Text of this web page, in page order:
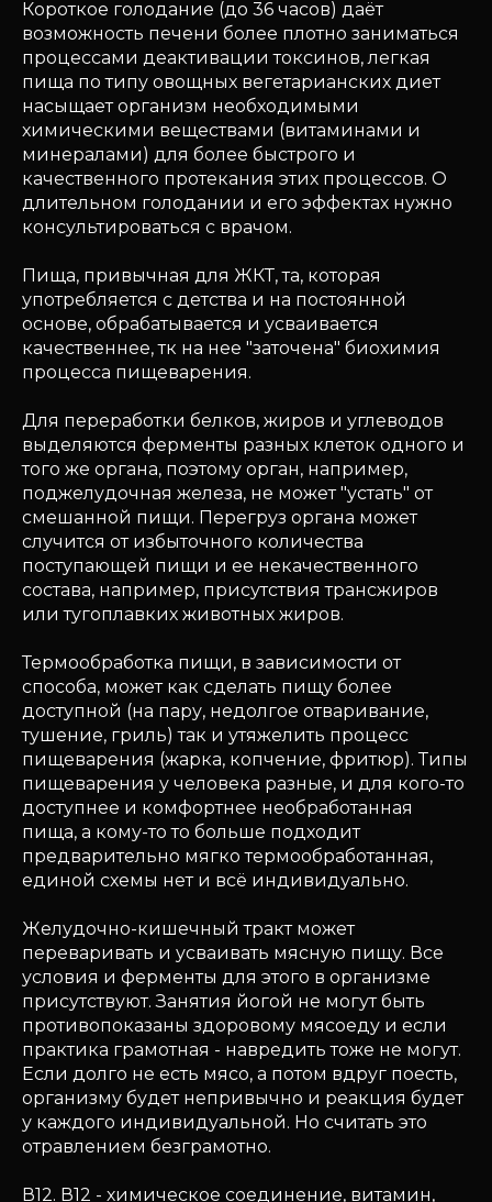
Короткое голодание (до 36 часов) даёт
возможность печени более плотно заниматься
процессами деактивации токсинов, легкая
пища по типу овощных вегетарианских диет
насыщает организм необходимыми
химическими веществами (витаминами и
минералами) для более быстрого и
качественного протекания этих процессов. О
длительном голодании и его эффектах нужно
консультироваться с врачом.
Пища, привычная для ЖКТ, та, которая
употребляется с детства и на постоянной
основе, обрабатывается и усваивается
качественнее, тк на нее "заточена" биохимия
процесса пищеварения.
Для переработки белков, жиров и углеводов
выделяются ферменты разных клеток одного и
того же органа, поэтому орган, например,
поджелудочная железа, не может "устать" от
смешанной пищи. Перегруз органа может
случится от избыточного количества
поступающей пищи и ее некачественного
состава, например, присутствия трансжиров
или тугоплавких животных жиров.
Термообработка пищи, в зависимости от
способа, может как сделать пищу более
доступной (на пару, недолгое отваривание,
тушение, гриль) так и утяжелить процесс
пищеварения (жарка, копчение, фритюр). Типы
пищеварения у человека разные, и для кого-то
доступнее и комфортнее необработанная
пища, а кому-то то больше подходит
предварительно мягко термообработанная,
единой схемы нет и всё индивидуально.
Желудочно-кишечный тракт может
переваривать и усваивать мясную пищу. Все
условия и ферменты для этого в организме
присутствуют. Занятия йогой не могут быть
противопоказаны здоровому мясоеду и если
практика грамотная - навредить тоже не могут.
Если долго не есть мясо, а потом вдруг поесть,
организму будет непривычно и реакция будет
у каждого индивидуальной. Но считать это
отравлением безграмотно.
В12. В12 - химическое соединение, витамин,